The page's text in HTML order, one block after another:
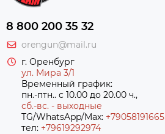
8 800 200 35 32
orengun@mail.ru
г. Оренбург
ул. Мира 3/1
Временный график:
пн.-птн.. с 10.00 до 20.00 ч.,
сб.-вс. - выходные
TG/WhatsApp/Max: +79058191665
тел: +79619292974